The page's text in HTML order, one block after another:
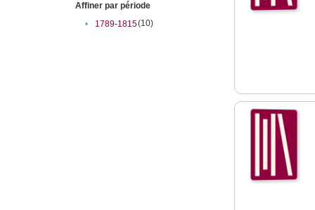
Affiner par période
•
1789-1815(10)